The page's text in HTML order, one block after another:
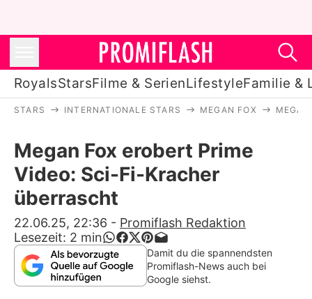
RoyalsStarsFilme & SerienLifestyleFamilie &
Stars
Filme & Serien
Lifestyle
Familie & Liebe
Promiflash Exklusiv
STARS INTERNATIONALE STARS MEGAN FOX
Megan Fox erobert Prime
Video: Sci-Fi-Kracher
überrascht
22.06.25, 22:36 - Promiflash Redaktion
Lesezeit: 2 min
Damit du die spannendsten
Promiflash-News auch bei
Google siehst.